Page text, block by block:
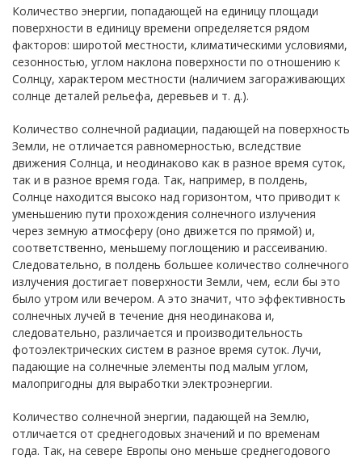
Количество энергии, попадающей на единицу площади
поверхности в единицу времени определяется рядом
факторов: широтой местности, климатическими условиями,
сезонностью, углом наклона поверхности по отношению к
Солнцу, характером местности (наличием загораживающих
солнце деталей рельефа, деревьев и т. д.).
Количество солнечной радиации, падающей на поверхность
Земли, не отличается равномерностью, вследствие
движения Солнца, и неодинаково как в разное время суток,
так и в разное время года. Так, например, в полдень,
Солнце находится высоко над горизонтом, что приводит к
уменьшению пути прохождения солнечного излучения
через земную атмосферу (оно движется по прямой) и,
соответственно, меньшему поглощению и рассеиванию.
Следовательно, в полдень большее количество солнечного
излучения достигает поверхности Земли, чем, если бы это
было утром или вечером. А это значит, что эффективность
солнечных лучей в течение дня неодинакова и,
следовательно, различается и производительность
фотоэлектрических систем в разное время суток. Лучи,
падающие на солнечные элементы под малым углом,
малопригодны для выработки электроэнергии.
Количество солнечной энергии, падающей на Землю,
отличается от среднегодовых значений и по временам
года. Так, на севере Европы оно меньше среднегодового